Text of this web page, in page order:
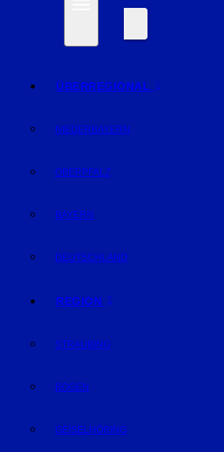
ÜBERREGIONAL
NIEDERBAYERN
OBERPFALZ
BAYERN
DEUTSCHLAND
REGION
STRAUBING
BOGEN
GEISELHÖRING